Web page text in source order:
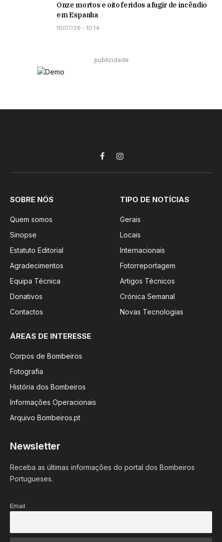
Onze mortos e oito feridos a fugir de incêndio
em Espanha
10/07/26 - 10:14
publicidade
FacebookInstagram
SOBRE NÓS
Quem somos
Sinopse
Estatuto Editorial
Agradecimentos
Equipa Técnica
Donativos
Contactos
TIPO DE NOTÍCIAS
Gerais
Locais
Internacionais
Fotorreportagem
Artigos Técnicos
Crónica Semanal
Novas Tecnologias
ÁREAS DE INTERESSE
Corpos de Bombeiros
Fotografia
História dos Bombeiros
Informações Operacionais
Arquivo Bombeiros.pt
Newsletter
Receba as últimas informações do portal dos Bombeiros
Portugueses.
Email